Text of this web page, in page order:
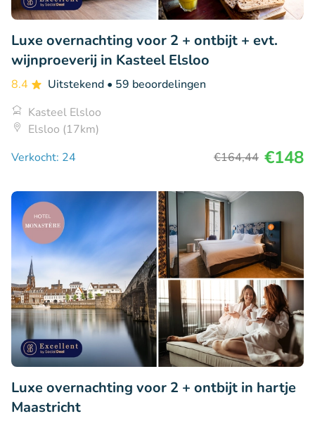
Luxe overnachting voor 2 + ontbijt + evt.
wijnproeverij in Kasteel Elsloo
8.4 Uitstekend • 59 beoordelingen
Kasteel Elsloo
Elsloo (17km)
Verkocht: 24
€164,44 €148
Luxe overnachting voor 2 + ontbijt in hartje
Maastricht